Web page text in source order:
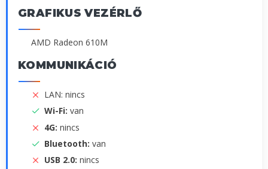
GRAFIKUS VEZÉRLŐ
AMD Radeon 610M
KOMMUNIKÁCIÓ
LAN: nincs
Wi-Fi: van
4G: nincs
Bluetooth: van
USB 2.0: nincs